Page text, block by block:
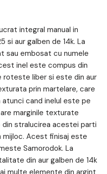
integral manual in
si aur galben de 14k. La
sau embosat cu numele
inel este compus din
roteste liber si este din aur
prin martelare, care
cand inelul este pe
marginile texturate
din stralucirea acestei parti
mijloc. Acest finisaj este
Samorodok. La
din aur galben de 14k